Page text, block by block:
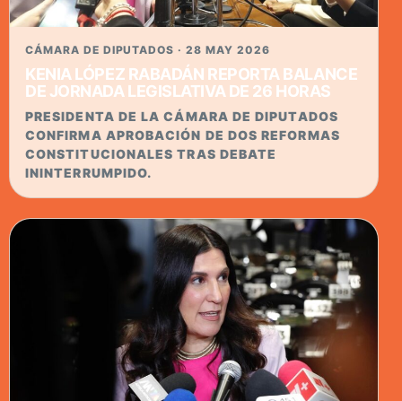
CÁMARA DE DIPUTADOS · 28 MAY 2026
KENIA LÓPEZ RABADÁN REPORTA BALANCE
DE JORNADA LEGISLATIVA DE 26 HORAS
PRESIDENTA DE LA CÁMARA DE DIPUTADOS
CONFIRMA APROBACIÓN DE DOS REFORMAS
CONSTITUCIONALES TRAS DEBATE
ININTERRUMPIDO.